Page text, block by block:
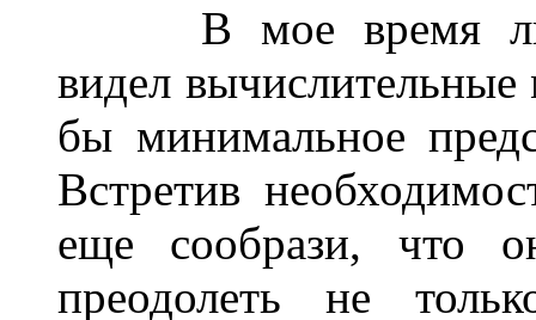
В мое время
видел
бы минимальное
Встретив
еще сообрази, что
преодолеть не